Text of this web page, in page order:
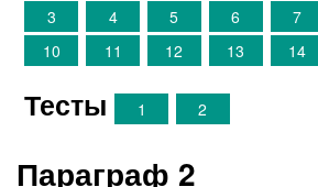
3
4 5 6 7
10
11 12 13 14
Тесты 1 2
Параграф 2